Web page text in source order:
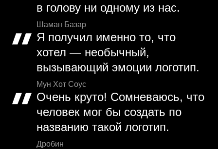
в голову ни одному из нас.
Шаман Базар
Я получил именно то, что
хотел — необычный,
вызывающий эмоции логотип.
Мун Хот Соус
Очень круто! Сомневаюсь, что
человек мог бы создать по
названию такой логотип.
Дробин